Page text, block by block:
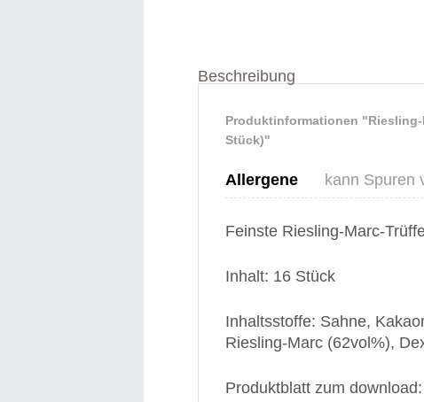
Beschreibung
Produktinformationen
Stück)"
Allergene kann Spuren
Feinste Riesling-Marc-
Inhalt: 16 Stück
Inhaltsstoffe: Sahne,
Riesling-Marc (62vol%),
Produktblatt zum download: